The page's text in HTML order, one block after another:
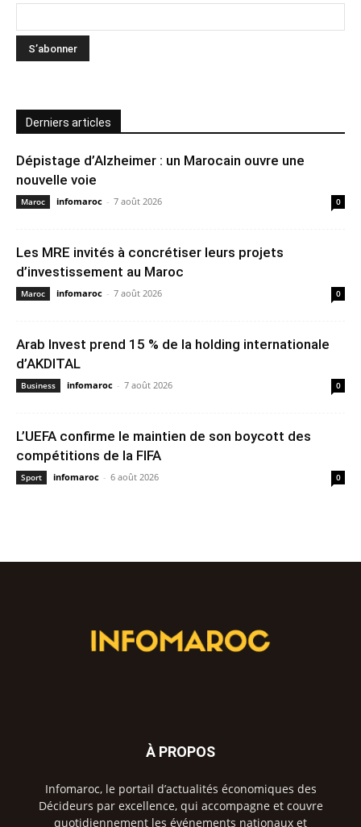
Derniers articles
Dépistage d’Alzheimer : un Marocain ouvre une
nouvelle voie
Maroc infomaroc - 7 août 2026 0
Les MRE invités à concrétiser leurs projets
d’investissement au Maroc
Maroc infomaroc - 7 août 2026 0
Arab Invest prend 15 % de la holding internationale
d’AKDITAL
Business infomaroc - 7 août 2026 0
L’UEFA confirme le maintien de son boycott des
compétitions de la FIFA
Sport infomaroc - 6 août 2026 0
À PROPOS
Infomaroc, le portail d’actualités économiques des
Décideurs par excellence, qui accompagne et couvre
quotidiennement les événements nationaux et